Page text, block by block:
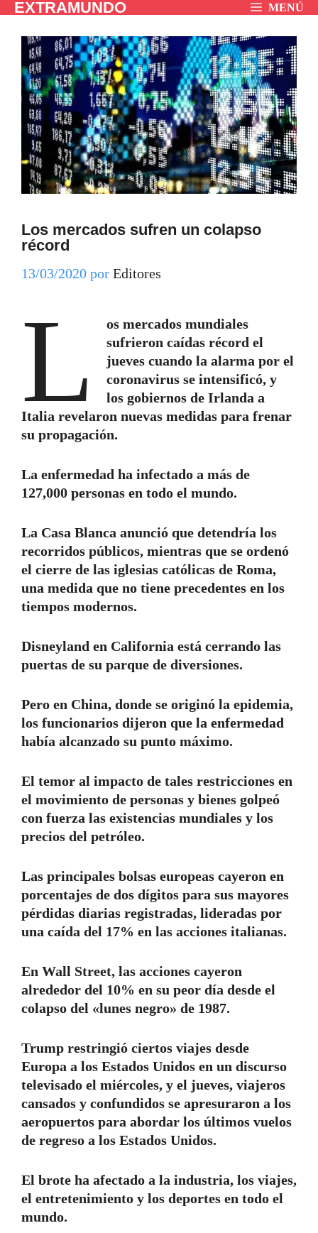
Saltar
contenido
EXTRAMUNDO MENÚ
Los mercados sufren un colapso
récord
13/03/2020 por Editores
L
os mercados mundiales
sufrieron caídas récord el
jueves cuando la alarma por el
coronavirus se intensificó, y
los gobiernos de Irlanda a
Italia revelaron nuevas medidas para frenar
su propagación.
La enfermedad ha infectado a más de
127,000 personas en todo el mundo.
La Casa Blanca anunció que detendría los
recorridos públicos, mientras que se ordenó
el cierre de las iglesias católicas de Roma,
una medida que no tiene precedentes en los
tiempos modernos.
Disneyland en California está cerrando las
puertas de su parque de diversiones.
Pero en China, donde se originó la epidemia,
los funcionarios dijeron que la enfermedad
había alcanzado su punto máximo.
El temor al impacto de tales restricciones en
el movimiento de personas y bienes golpeó
con fuerza las existencias mundiales y los
precios del petróleo.
Las principales bolsas europeas cayeron en
porcentajes de dos dígitos para sus mayores
pérdidas diarias registradas, lideradas por
una caída del 17% en las acciones italianas.
En Wall Street, las acciones cayeron
alrededor del 10% en su peor día desde el
colapso del «lunes negro» de 1987.
Trump restringió ciertos viajes desde
Europa a los Estados Unidos en un discurso
televisado el miércoles, y el jueves, viajeros
cansados ​​y confundidos se apresuraron a los
aeropuertos para abordar los últimos vuelos
de regreso a los Estados Unidos.
El brote ha afectado a la industria, los viajes,
el entretenimiento y los deportes en todo el
mundo.